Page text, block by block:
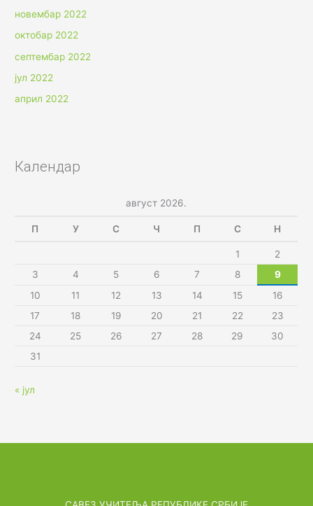
новембар 2022
октобар 2022
септембар 2022
јул 2022
април 2022
Календар
август 2026.
П У С Ч П С Н
1
2
3
4 5 6 7 8
9
10
11 12 13 14 15
16
17
18 19 20 21 22
23
24
25 26 27 28 29
30
31
« јул